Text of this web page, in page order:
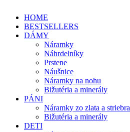
HOME
BESTSELLERS
DÁMY
Náramky
Náhrdelníky
Prstene
Náušnice
Náramky na nohu
Bižutéria a minerály
PÁNI
Náramky zo zlata a striebra
Bižutéria a minerály
DETI